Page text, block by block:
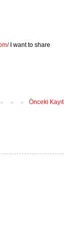
I want to share
Önceki Kayıt